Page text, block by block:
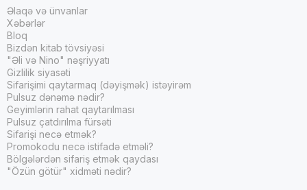
Əlaqə və ünvanlar
Xəbərlər
Bloq
Bizdən kitab tövsiyəsi
"Əli və Nino" nəşriyyatı
Gizlilik siyasəti
Sifarişimi qaytarmaq (dəyişmək) istəyirəm
Pulsuz dənəmə nədir?
Geyimlərin rahat qaytarılması
Pulsuz çatdırılma fürsəti
Sifarişi necə etmək?
Promokodu necə istifadə etməli?
Bölgələrdən sifariş etmək qaydası
"Özün götür" xidməti nədir?